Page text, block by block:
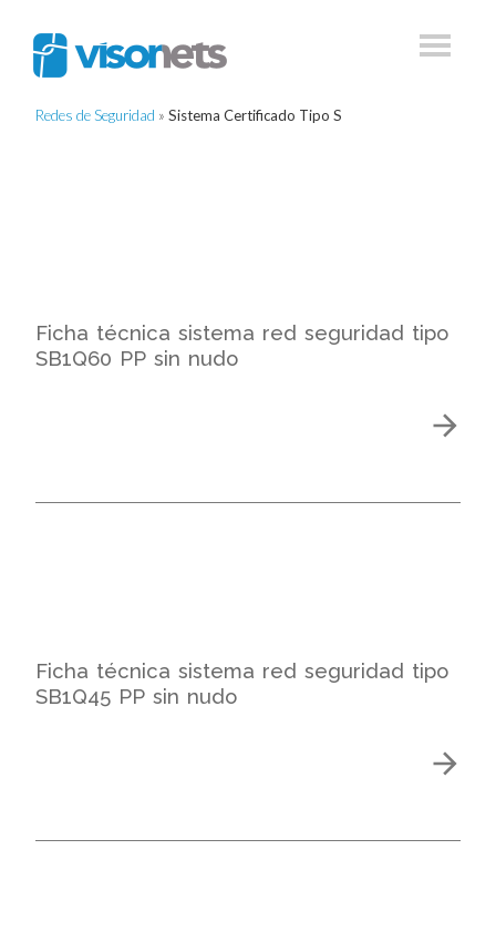
Redes de Seguridad » Sistema Certificado Tipo S
Ficha técnica sistema red seguridad tipo
SB1Q60 PP sin nudo
Ficha técnica sistema red seguridad tipo
SB1Q45 PP sin nudo